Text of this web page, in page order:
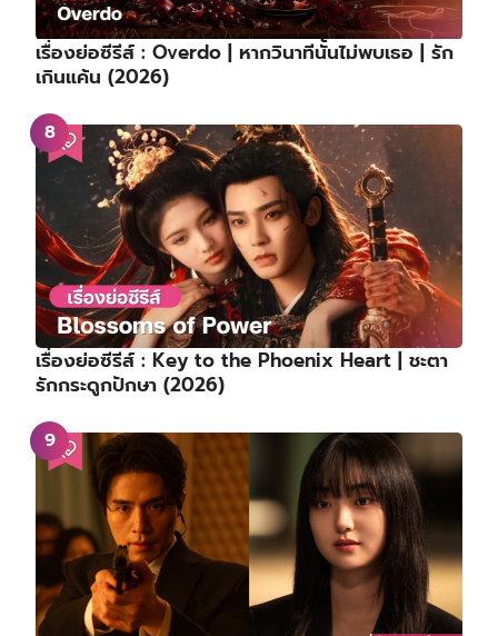
เรื่องย่อซีรีส์ : Overdo | หากวินาทีนั้นไม่พบเธอ | รัก
เกินแค้น (2026)
เรื่องย่อซีรีส์ : Key to the Phoenix Heart | ชะตา
รักกระดูกปักษา (2026)